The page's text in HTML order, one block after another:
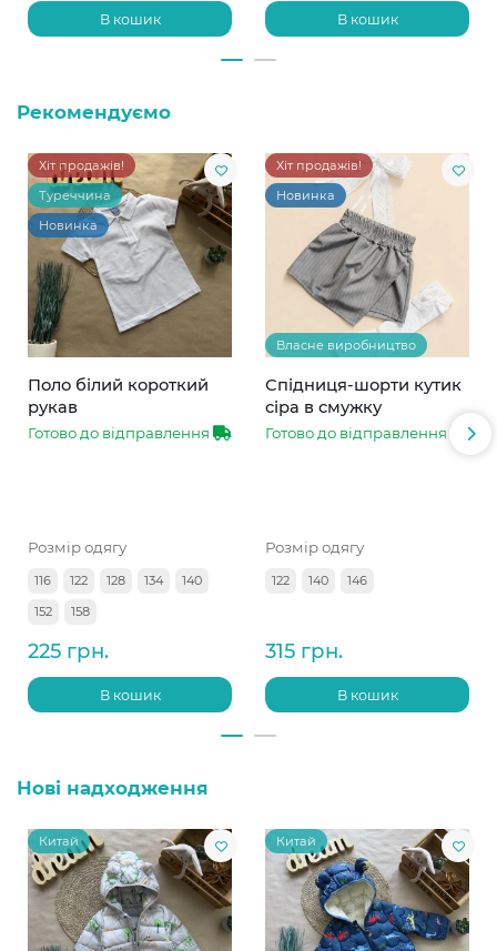
В кошик В кошик
Рекомендуємо
Хіт продажів!
Туреччина
Новинка
Поло білий короткий
рукав
Готово до відправлення
Розмір одягу
116 122 128 134
140
152
158
225 грн.
В кошик
Хіт продажів!
Новинка
Власне виробництво
Спідниця-шорти кутик
сіра в смужку
Готово до відправлення
Розмір одягу
122 140 146
315 грн.
В кошик
Нові надходження
Китай Китай